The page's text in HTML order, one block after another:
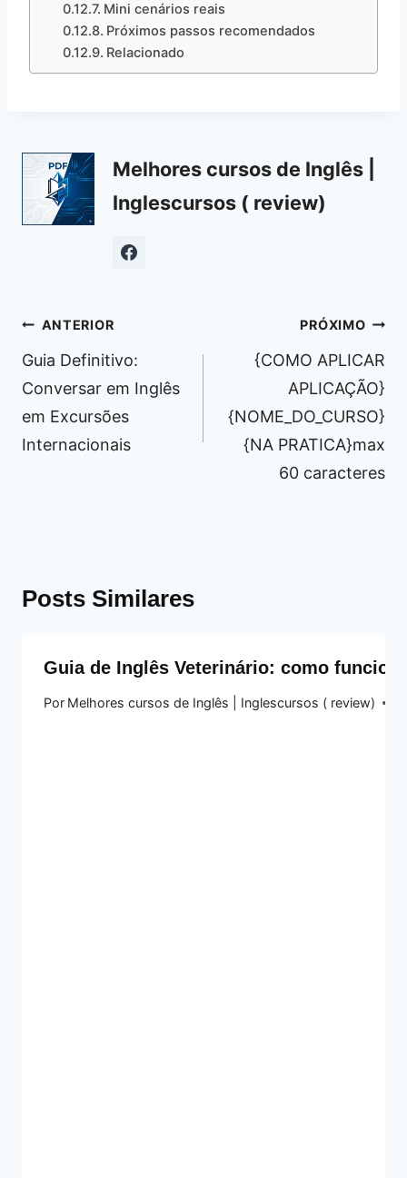
Mini cenários reais
Próximos passos recomendados
Relacionado
Melhores cursos de Inglês |
Inglescursos ( review)
Navegação
de
Post
ANTERIOR
Guia Definitivo:
Conversar em Inglês
em Excursões
Internacionais
PRÓXIMO
{COMO APLICAR
APLICAÇÃO}
{NOME_DO_CURSO}
{NA PRATICA}max
60 caracteres
Posts Similares
Guia de Inglês Veterinário: como
Por Melhores cursos de Inglês | Inglescursos ( review)